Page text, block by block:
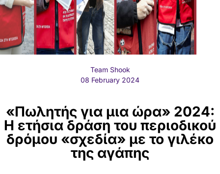
Team Shook
08 February 2024
«Πωλητής για μια ώρα» 2024:
Η ετήσια δράση του περιοδικού
δρόμου «σχεδία» με το γιλέκο
της αγάπης